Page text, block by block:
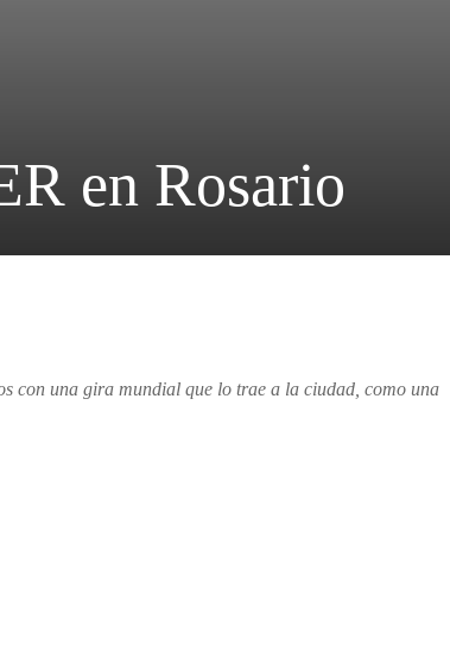
en Rosario
con una gira mundial que lo trae a la ciudad, como una